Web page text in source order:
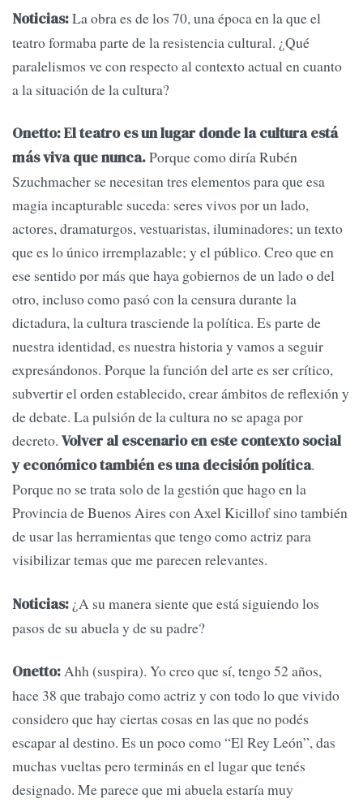
Noticias:La obra es de los 70, una época en la que el
teatro formaba parte de la resistencia cultural. ¿Qué
paralelismos ve con respecto al contexto actual en cuanto
a la situación de la cultura?
Onetto: El teatro es un lugar donde la cultura está
más viva que nunca.Porque como diría Rubén
Szuchmacher se necesitan tres elementos para que esa
magia incapturable suceda: seres vivos por un lado,
actores, dramaturgos, vestuaristas, iluminadores; un texto
que es lo único irremplazable; y el público. Creo que en
ese sentido por más que haya gobiernos de un lado o del
otro, incluso como pasó con la censura durante la
dictadura, la cultura trasciende la política. Es parte de
nuestra identidad, es nuestra historia y vamos a seguir
expresándonos. Porque la función del arte es ser crítico,
subvertir el orden establecido, crear ámbitos de reflexión y
de debate. La pulsión de la cultura no se apaga por
decreto. Volver al escenario en este contexto social
y económico también es una decisión política.
Porque no se trata solo de la gestión que hago en la
Provincia de Buenos Aires con Axel Kicillof sino también
de usar las herramientas que tengo como actriz para
visibilizar temas que me parecen relevantes.
Noticias: ¿A su manera siente que está siguiendo los
pasos de su abuela y de su padre?
Onetto:Ahh (suspira). Yo creo que sí, tengo 52 años,
hace 38 que trabajo como actriz y con todo lo que vivido
considero que hay ciertas cosas en las que no podés
escapar al destino. Es un poco como “El Rey León”, das
muchas vueltas pero terminás en el lugar que tenés
designado. Me parece que mi abuela estaría muy